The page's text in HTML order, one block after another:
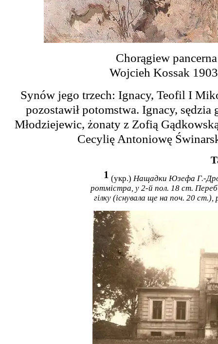
Chorągiew
Wojcieh Kossak
Synów jego trzech: Ignacy, Teofil I
pozostawił potomstwa. Ignacy, sędzia
Młodziejewic, żonaty z Zofią
Cecylię Antoniowę
1 (укр.) Нащадки Юзефа Г.-
ротмістра, у 2-й пол. 18 ст.
гілку (існувала ще на поч. 20 ст.),